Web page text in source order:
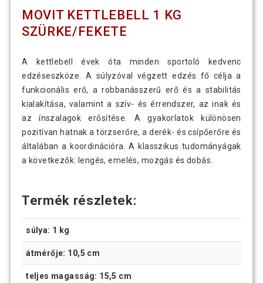
MOVIT KETTLEBELL 1 KG
SZÜRKE/FEKETE
A kettlebell évek óta minden sportoló kedvenc
edzéseszköze. A súlyzóval végzett edzés fő célja a
funkcionális erő, a robbanásszerű erő és a stabilitás
kialakítása, valamint a szív- és érrendszer, az inak és
az ínszalagok erősítése. A gyakorlatok különösen
pozitívan hatnak a törzserőre, a derék- és csípőerőre és
általában a koordinációra. A klasszikus tudományágak
a következők: lengés, emelés, mozgás és dobás.
Termék részletek:
súlya: 1 kg
átmérője: 10,5 cm
teljes magasság: 15,5 cm